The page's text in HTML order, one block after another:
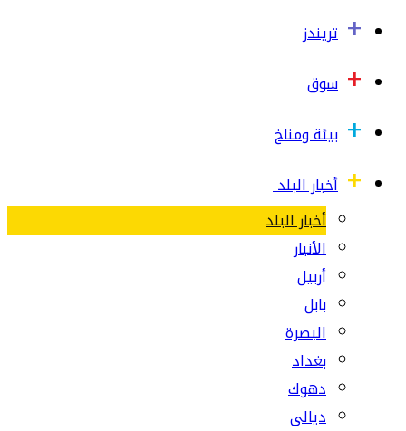
تريندز
سوق
بيئة ومناخ
أخبار البلد
أخبار البلد
الأنبار
أربيل
بابل
البصرة
بغداد
دهوك
ديالى